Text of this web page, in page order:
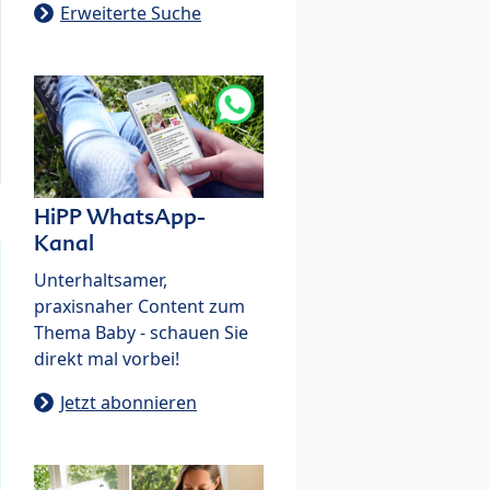
Erweiterte Suche
HiPP WhatsApp-
Kanal
Unterhaltsamer,
praxisnaher Content zum
Thema Baby - schauen Sie
direkt mal vorbei!
Jetzt abonnieren